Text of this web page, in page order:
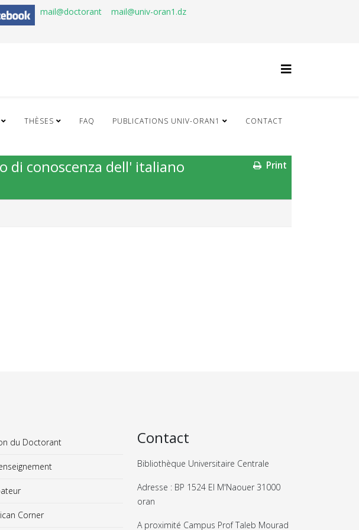
mail@doctorant mail@univ-oran1.dz
THÈSES FAQ PUBLICATIONS UNIV-ORAN1 CONTACT
Print
di conoscenza dell' italiano
du Doctorant
Corner
Contact
Bibliothèque Universitaire Centrale
Adresse : BP 1524 El M'Naouer 31000
oran
A proximité Campus Prof Taleb Mourad